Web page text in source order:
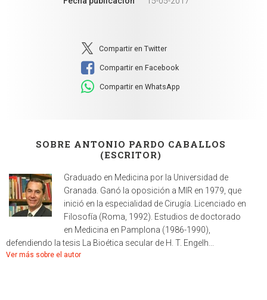
Compartir en Twitter
Compartir en Facebook
Compartir en WhatsApp
SOBRE ANTONIO PARDO CABALLOS
(ESCRITOR)
Graduado en Medicina por la Universidad de
Granada. Ganó la oposición a MIR en 1979, que
inició en la especialidad de Cirugía. Licenciado en
Filosofía (Roma, 1992). Estudios de doctorado
en Medicina en Pamplona (1986-1990),
defendiendo la tesis La Bioética secular de H. T. Engelh...
Ver más sobre el autor